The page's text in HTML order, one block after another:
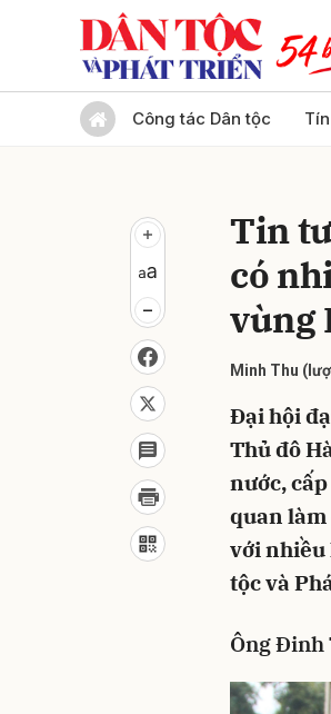
Công tác Dân tộc
Tin
có
vùng
Minh Thu
Đại hội
Thủ đô
nước,
quan làm
với nhiều
tộc và
Ông Đinh